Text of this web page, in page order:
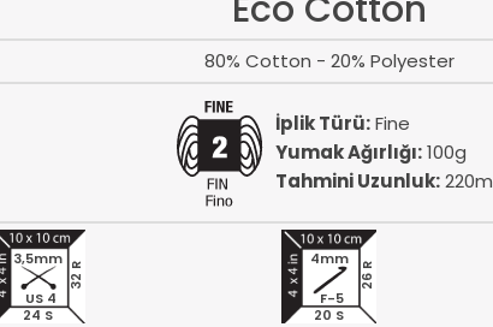
80% Cotton - 20% Polyester
İplik Türü:Fine
Yumak Ağırlığı:100g
Tahmini Uzunluk:220m
24 S
32 R
3,5mm
US 4
20 S
26 R
4mm
F-5